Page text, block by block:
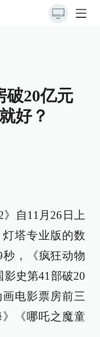
破20亿元
好？
自11月26日上
塔专业版的数
，《疯狂动物
史第41部破20
电影票房前三
《哪吒之魔童